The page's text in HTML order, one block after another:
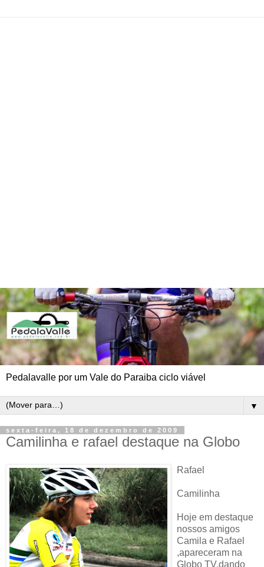
Pedalavalle por um Vale do Paraiba ciclo viável
▼
sexta-feira, 18 de dezembro de 2009
Camilinha e rafael destaque na Globo
Rafael
Camilinha
Hoje em destaque
nossos amigos
Camila e Rafael
,apareceram na
Globo TV,dando